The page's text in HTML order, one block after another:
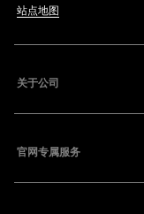
站点地图
关于公司
官网专属服务